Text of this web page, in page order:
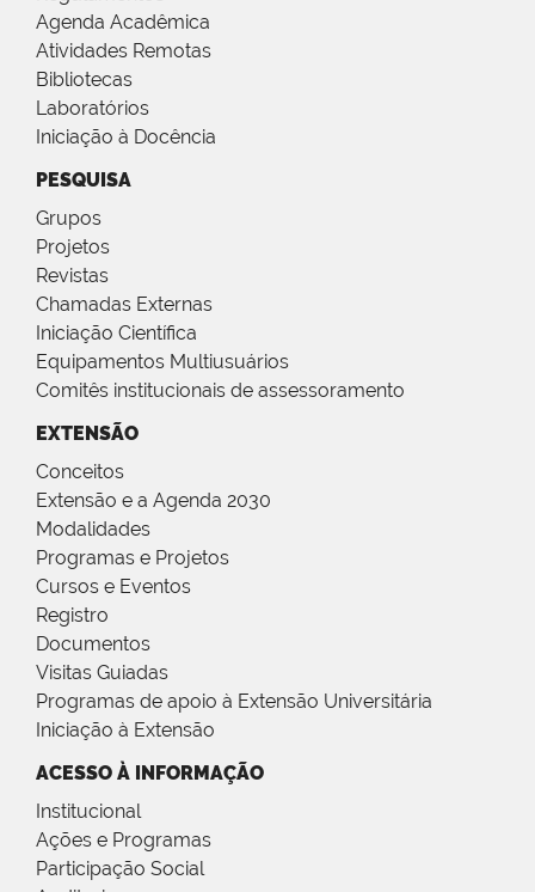
Agenda Acadêmica
Atividades Remotas
Bibliotecas
Laboratórios
Iniciação à Docência
PESQUISA
Grupos
Projetos
Revistas
Chamadas Externas
Iniciação Científica
Equipamentos Multiusuários
Comitês institucionais de assessoramento
EXTENSÃO
Conceitos
Extensão e a Agenda 2030
Modalidades
Programas e Projetos
Cursos e Eventos
Registro
Documentos
Visitas Guiadas
Programas de apoio à Extensão Universitária
Iniciação à Extensão
ACESSO À INFORMAÇÃO
Institucional
Ações e Programas
Participação Social